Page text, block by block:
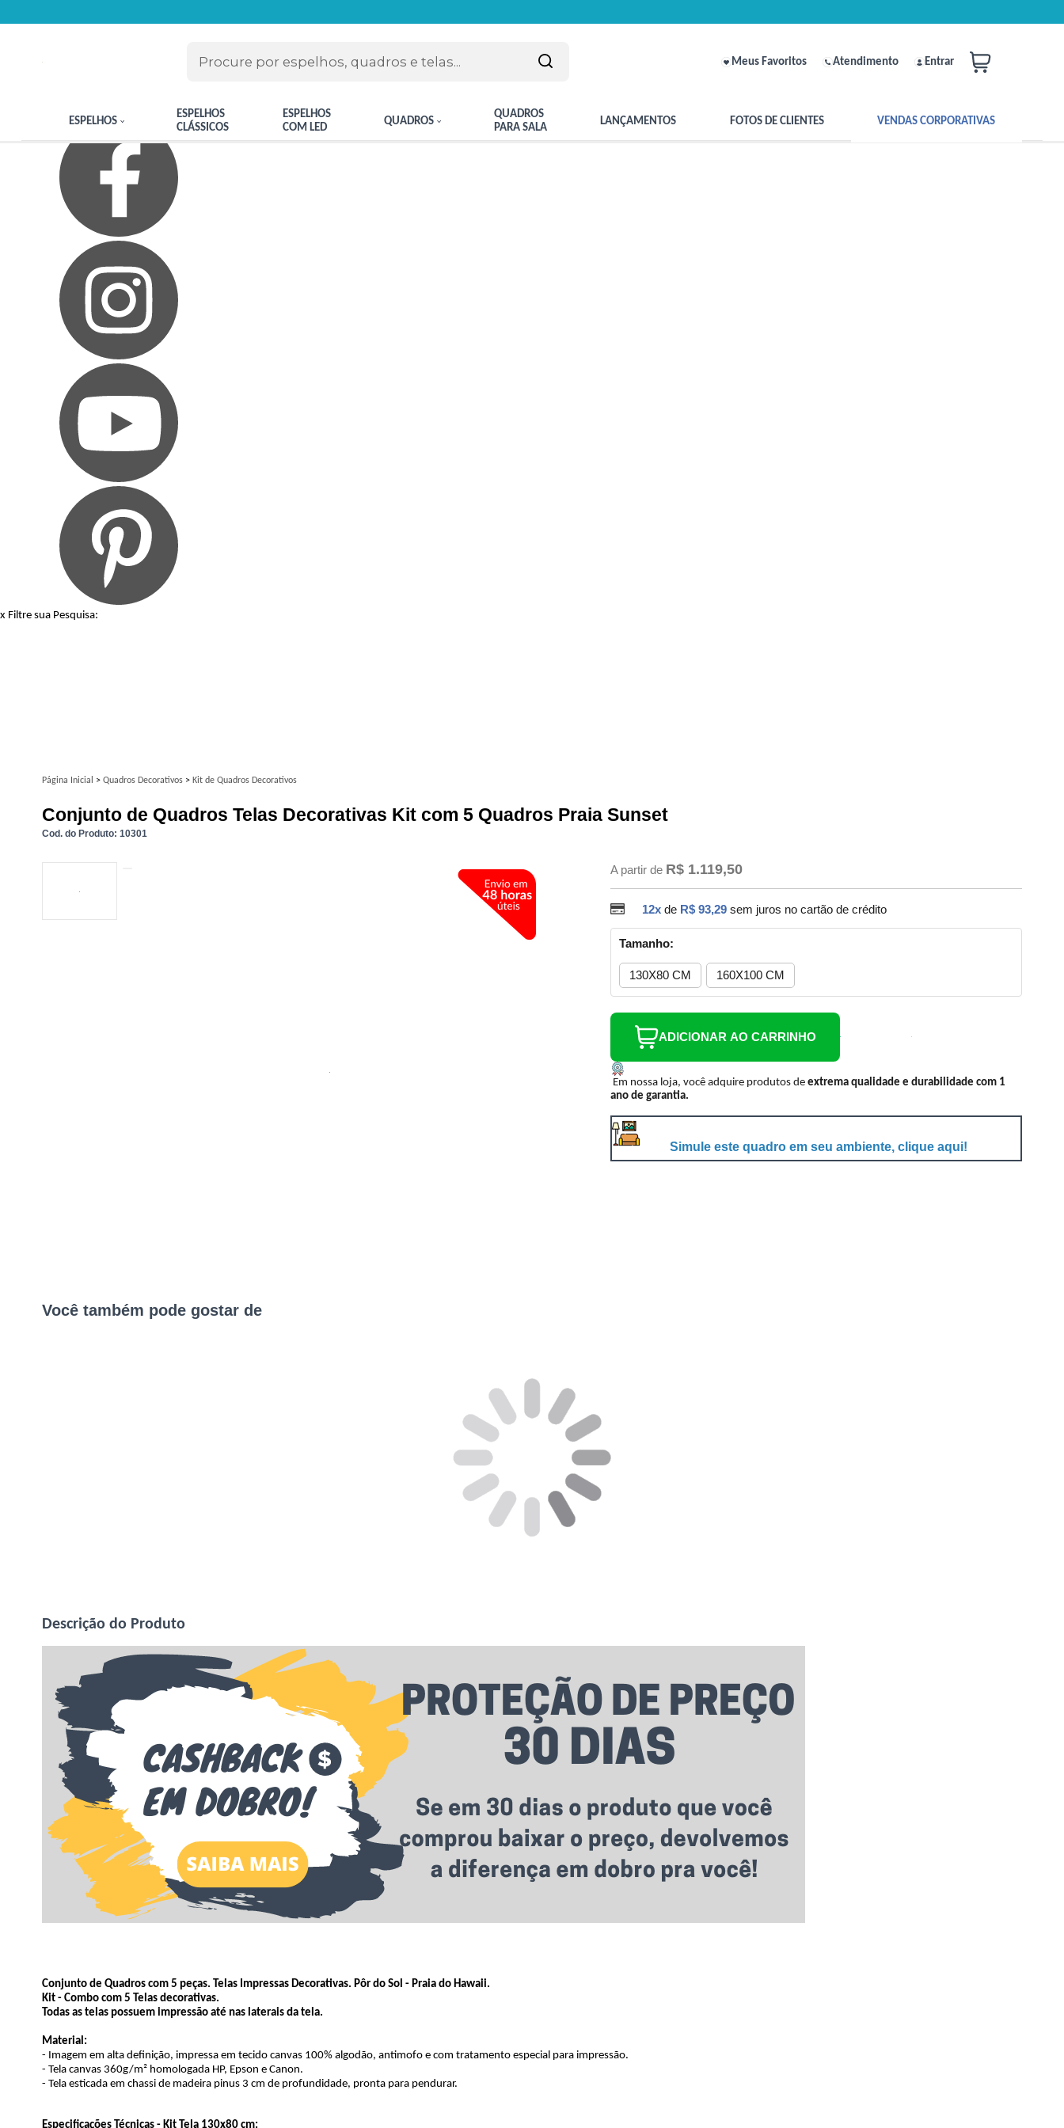
x Filtre sua Pesquisa:
Meus Favoritos Atendimento Entrar
ESPELHOS
ESPELHOS
CLÁSSICOS
ESPELHOS
COM LED
QUADROS
QUADROS
PARA SALA
LANÇAMENTOS FOTOS DE CLIENTES VENDAS CORPORATIVAS
Página Inicial > Quadros Decorativos > Kit de Quadros Decorativos
Conjunto de Quadros Telas Decorativas Kit com 5 Quadros Praia Sunset
Cod. do Produto: 10301
A partir de R$ 1.119,50
12x de R$ 93,29 sem juros no cartão de crédito
Tamanho:
130X80 CM 160X100 CM
ADICIONAR AO CARRINHO
Em nossa loja, você adquire produtos deextrema qualidade e durabilidade com 1
ano de garantia.
Simule este quadro em seu ambiente, clique aqui!
Você também pode gostar de
Descrição do Produto
Conjunto de Quadros com 5 peças. Telas Impressas Decorativas. Pôr do Sol - Praia do Hawaii.
Kit - Combo com 5 Telas decorativas.
Todas as telas possuem impressão até nas laterais da tela.
Material:
- Imagem em alta definição, impressa em tecido canvas 100% algodão, antimofo e com tratamento especial para impressão.
- Tela canvas 360g/m² homologada HP, Epson e Canon.
- Tela esticada em chassi de madeira pinus 3 cm de profundidade, pronta para pendurar.
Especificações Técnicas - Kit Tela 130x80 cm: